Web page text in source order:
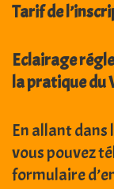
Tarif de
Eclairage
la pratique du
En allant
vous pouvez
formulaire